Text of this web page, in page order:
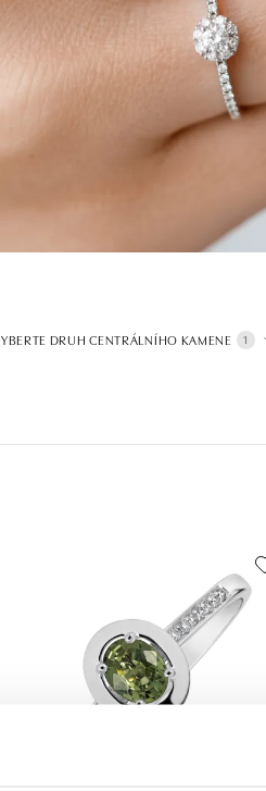
DRUH CENTRÁLNÍHO KAMENE 1